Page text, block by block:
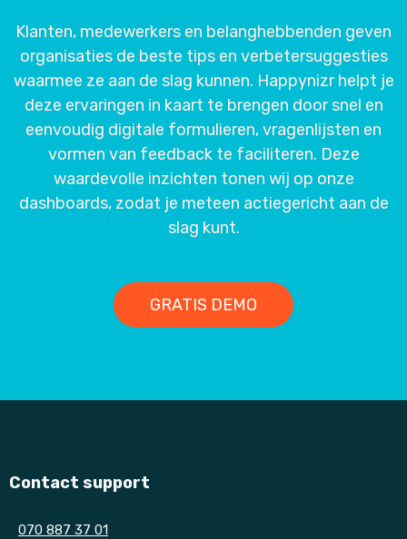
Klanten, medewerkers en belanghebbenden geven
organisaties de beste tips en verbetersuggesties
waarmee ze aan de slag kunnen. Happynizr helpt je
deze ervaringen in kaart te brengen door snel en
eenvoudig digitale formulieren, vragenlijsten en
vormen van feedback te faciliteren. Deze
waardevolle inzichten tonen wij op onze
dashboards, zodat je meteen actiegericht aan de
slag kunt.
GRATIS DEMO
Contact support
070 887 37 01